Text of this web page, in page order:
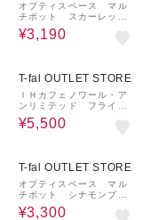
オプティスペース マル
チポット スカーレット
レッド １４ｃｍ
¥3,190
T-fal OUTLET STORE
ＩＨカフェノワール・ア
ンリミテッド フライパ
ン ２６ｃｍ＊
¥5,500
T-fal OUTLET STORE
オプティスペース マル
チポット シナモンブラ
ウン １６ｃｍ
¥3,300